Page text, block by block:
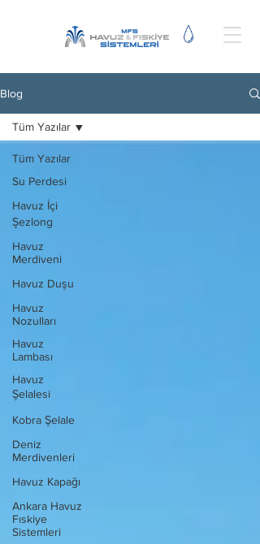
Blog
Tüm Yazılar
Su Perdesi
Havuz İçi
Şezlong
Havuz
Merdiveni
Havuz Duşu
Havuz
Nozulları
Havuz
Lambası
Havuz
Şelalesi
Kobra Şelale
Deniz
Merdivenleri
Havuz Kapağı
Ankara Havuz
Fıskiye
Sistemleri
Tüm Yazılar